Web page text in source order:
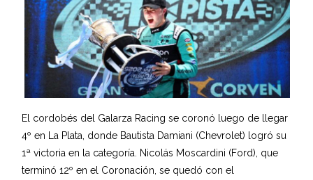
El cordobés del Galarza Racing se coronó luego de llegar
4º en La Plata, donde Bautista Damiani (Chevrolet) logró su
1ª victoria en la categoría. Nicolás Moscardini (Ford), que
terminó 12º en el Coronación, se quedó con el